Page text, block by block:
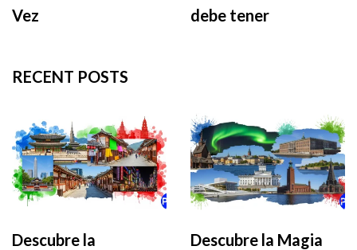
Vez
debe tener
RECENT POSTS
Descubre la
Descubre la Magia